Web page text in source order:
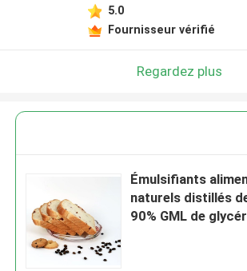
5.0
Fournisseur vérifié
Regardez plus
Émulsifiants
naturels distillés
90% GML de